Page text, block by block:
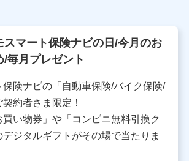
上やお問い合わせ内容の正確な把握のため
理者の職名、連絡先
都中央区日本橋人形町2-14-10 アー
ビル 3F
インシュアランス
者提供について
スマート保険ナビの日/今月のお
/毎月プレゼント
保険ナビの「自動車保険/バイク保険/
約者さま限定！
い物券」や「コンビニ無料引換ク
ジタルギフトがその場で当たりま